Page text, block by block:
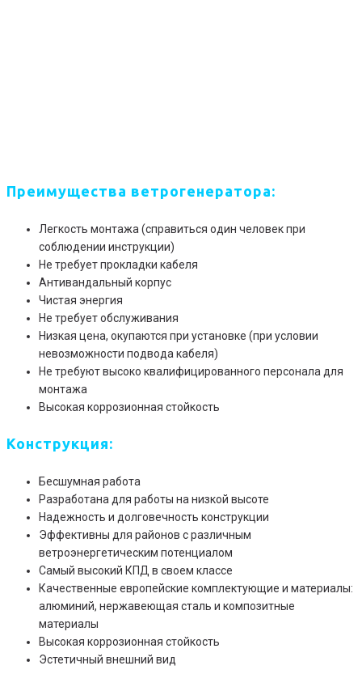
Преимущества ветрогенератора:
Легкость монтажа (справиться один человек при
соблюдении инструкции)
Не требует прокладки кабеля
Антивандальный корпус
Чистая энергия
Не требует обслуживания
Низкая цена, окупаются при установке (при условии
невозможности подвода кабеля)
Не требуют высоко квалифицированного персонала для
монтажа
Высокая коррозионная стойкость
Конструкция:
Бесшумная работа
Разработана для работы на низкой высоте
Надежность и долговечность конструкции
Эффективны для районов с различным
ветроэнергетическим потенциалом
Самый высокий КПД в своем классе
Качественные европейские комплектующие и материалы:
алюминий, нержавеющая сталь и композитные
материалы
Высокая коррозионная стойкость
Эстетичный внешний вид